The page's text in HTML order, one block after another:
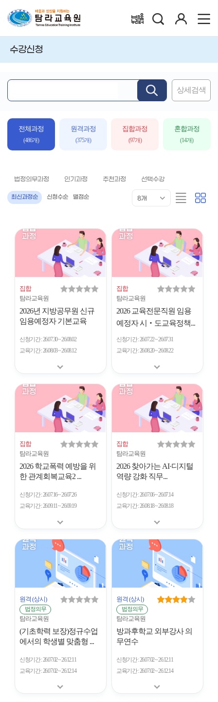
배움누리터
수강신청
심
상세검색
전체과정
(486개)
원격과정
(375개)
집합과정
(97개)
혼합과정
(14개)
법정의무과정 인기과정 추천과정 선택수강
최신과정순 신청수순 별점순
개
수
8개
리
스
카
드
집합
탐라교육원
2026년 지방공무원 신규
임용예정자 기본교육
신청기간 26.07.30 ~ 26.08.02
교육기간 26.08.03 ~ 26.08.12
집합
탐라교육원
2026 교육전문직원 임용
예정자 시‧도교육정책...
신청기간 26.07.22 ~ 26.07.31
교육기간 26.08.20 ~ 26.08.22
집합
탐라교육원
2026 학교폭력 예방을 위
한 관계회복교육2 ...
신청기간 26.07.16 ~ 26.07.26
교육기간 26.09.11 ~ 26.09.19
집합
탐라교육원
2026 찾아가는 AI·디지털
역량 강화 직무...
신청기간 26.07.06 ~ 26.07.14
교육기간 26.08.18 ~ 26.08.18
원격 (상시)
법정의무
탐라교육원
(기초학력 보장)정규수업
에서의 학생별 맞춤형 ...
신청기간 26.07.02 ~ 26.12.11
교육기간 26.07.02 ~ 26.12.14
원격 (상시)
법정의무
탐라교육원
방과후학교 외부강사 의
무연수
신청기간 26.07.02 ~ 26.12.11
교육기간 26.07.02 ~ 26.12.14